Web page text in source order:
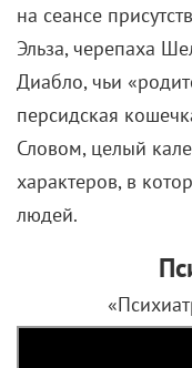
на сеансе
Эльза, черепаха
Диабло, чьи
персидская
Словом, целый
характеров, в
людей.